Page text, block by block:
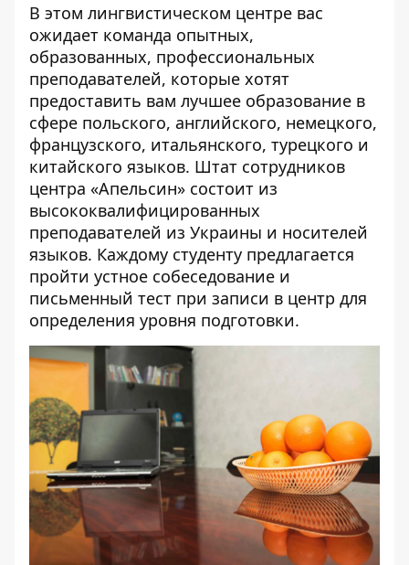
В этом лингвистическом центре вас
ожидает команда опытных,
образованных, профессиональных
преподавателей, которые хотят
предоставить вам лучшее образование в
сфере польского, английского, немецкого,
французского, итальянского, турецкого и
китайского языков. Штат сотрудников
центра «Апельсин» состоит из
высококвалифицированных
преподавателей из Украины и носителей
языков. Каждому студенту предлагается
пройти устное собеседование и
письменный тест при записи в центр для
определения уровня подготовки.